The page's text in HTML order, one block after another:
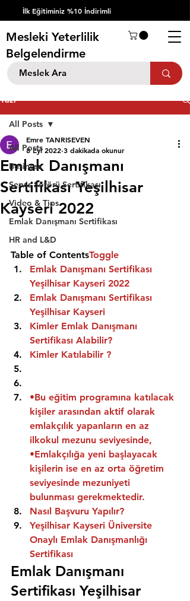
İlk Eğitiminiz %10 İndirimli
Mesleki Yeterlilik
Belgelendirme
Yazı
All Posts
Business
Servis Şöförü Sertifikası
Video & Tips
Emlak Danışmanı Sertifikası
HR and L&D
All Posts
Emlak Danışmanı
Sertifikası Yeşilhisar
Kayseri 2022
Emre TANRISEVEN
8 Eyl 2022 3 dakikada okunur
Table of ContentsToggle
Emlak Danışmanı Sertifikası
Yeşilhisar Kayseri 2022
Emlak Danışmanı Sertifikası
Yeşilhisar Kayseri
Kimler Emlak Danışmanı
Sertifikası Alabilir?
Kimler Katılabilir ?
•Bu eğitim programına katılacak
kişiler arasından aktif olarak
emlakçılık yapanların en az
ilkokul mezunu seviyesinde,
•Emlakçılığa yeni başlayacak
kişilerin ise en az orta öğretim
seviyesinde mezuniyeti
bulunması gerekmektedir.
Nasıl Başvuru Yapılır?
Yeşilhisar Kayseri Üniversite
Onaylı Emlak Danışmanlığı
Sertifikası
Emlak Danışmanı
Sertifikası Yeşilhisar